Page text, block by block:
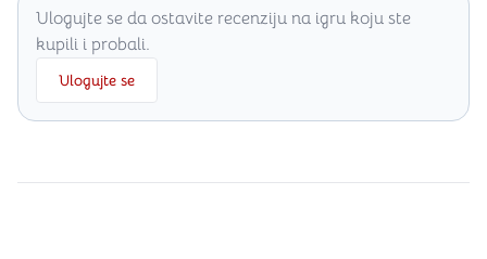
Ulogujte se da ostavite recenziju na igru koju ste
kupili i probali.
Ulogujte se